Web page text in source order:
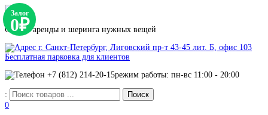
Сервис аренды и шеринга нужных вещей
г. Санкт-Петербург, Лиговский пр-т 43-45 лит. Б, офис 103
Бесплатная парковка для клиентов
+7 (812) 214-20-15режим работы: пн-вс 11:00 - 20:00
:
0
Залог
0₽